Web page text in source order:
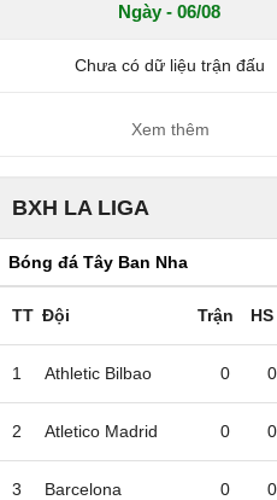
Ngày - 06/08
Chưa có dữ liệu trận đấu
Xem thêm
BXH LA LIGA
TT Đội Trận HS
1 Athletic Bilbao 0 0
2 Atletico Madrid 0 0
3 Barcelona 0 0